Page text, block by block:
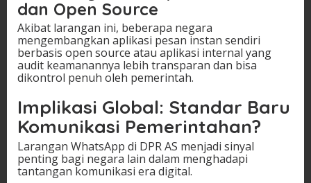
dan Open Source
Akibat larangan ini, beberapa negara
mengembangkan aplikasi pesan instan sendiri
berbasis open source atau aplikasi internal yang
audit keamanannya lebih transparan dan bisa
dikontrol penuh oleh pemerintah.
Implikasi Global: Standar Baru
Komunikasi Pemerintahan?
Larangan WhatsApp di DPR AS menjadi sinyal
penting bagi negara lain dalam menghadapi
tantangan komunikasi era digital.